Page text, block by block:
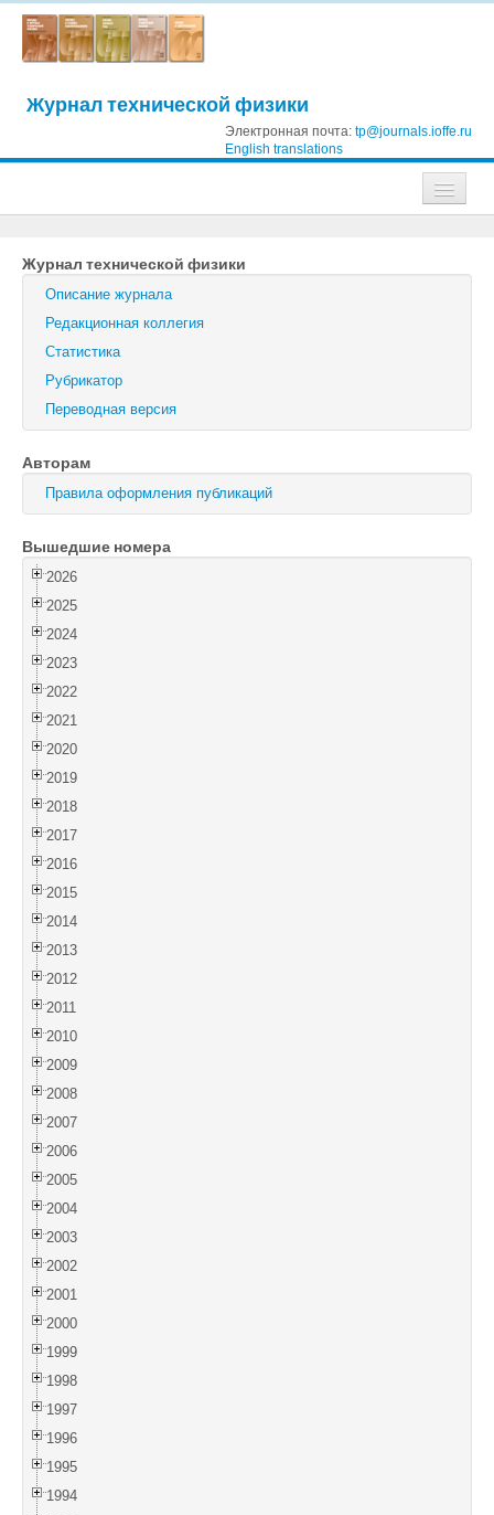
Журнал технической физики
Электронная почта: tp@journals.ioffe.ru
English translations
Журнал технической физики
Письма в Журнал технической физики
Физика твердого тела
Поиск
Журнал технической физики
Описание журнала
Редакционная коллегия
Статистика
Рубрикатор
Переводная версия
Авторам
Правила оформления публикаций
Вышедшие номера
2026
2025
2024
2023
2022
2021
2020
2019
2018
2017
2016
2015
2014
2013
2012
2011
2010
2009
2008
2007
2006
2005
2004
2003
2002
2001
2000
1999
1998
1997
1996
1995
1994